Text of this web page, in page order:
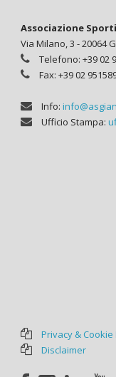
Associazione
Via Milano, 3 - 20064
Telefono: +39 02
Fax: +39 02
Info:
Ufficio Stampa:
Privacy & Cookie
Disclaimer